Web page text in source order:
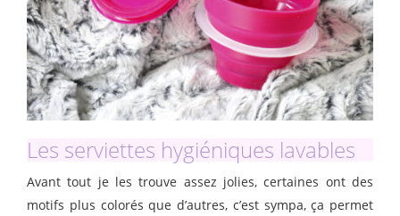
Les serviettes hygiéniques lavables
Avant tout je les trouve assez jolies, certaines ont des
motifs plus colorés que d’autres, c’est sympa, ça permet